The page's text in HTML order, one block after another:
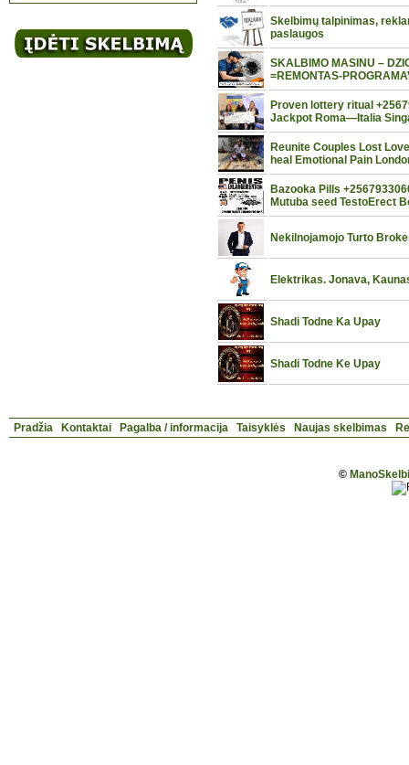
Skelbimų talpinimas,
paslaugos
SKALBIMO MASINU –
=REMONTAS-
Proven lottery ritual
Jackpot Roma—Italia
Reunite Couples Lost
heal Emotional Pain
Bazooka Pills
Mutuba seed TestoErect
Nekilnojamojo Turto
Elektrikas. Jonava,
Shadi Todne Ka Upay
Shadi Todne Ke Upay
Pradžia Kontaktai Pagalba / informacija Taisyklės Naujas skelbimas
©